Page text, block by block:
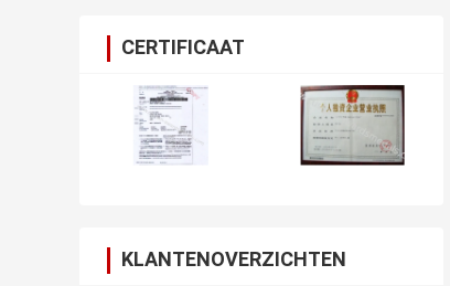
CERTIFICAAT
KLANTENOVERZICHTEN